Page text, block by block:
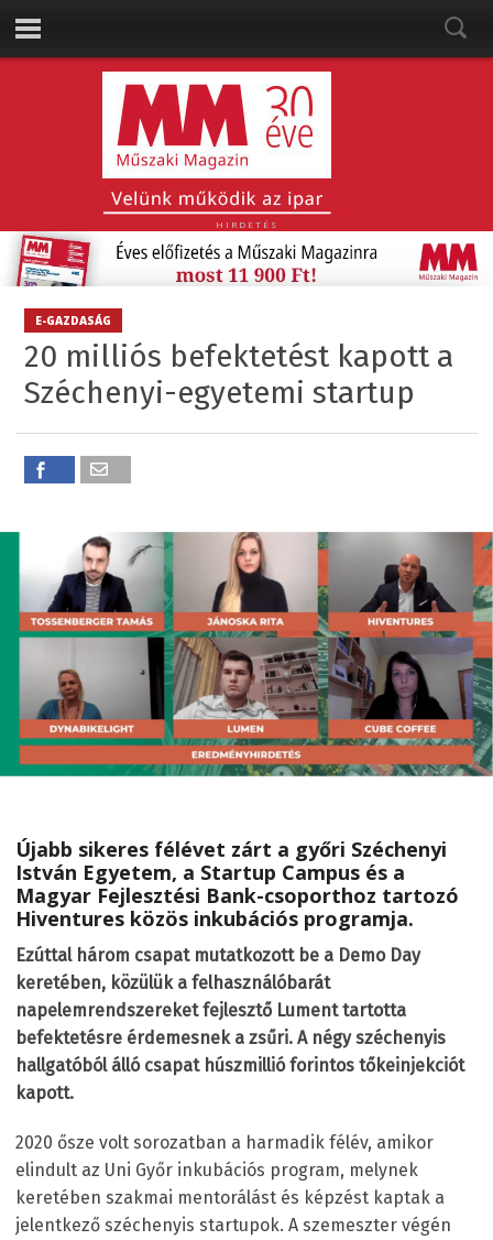
HIRDETÉS
E-GAZDASÁG
20 milliós befektetést kapott a
Széchenyi-egyetemi startup
Újabb sikeres félévet zárt a győri Széchenyi
István Egyetem, a Startup Campus és a
Magyar Fejlesztési Bank-csoporthoz tartozó
Hiventures közös inkubációs programja.
Ezúttal három csapat mutatkozott be a Demo Day
keretében, közülük a felhasználóbarát
napelemrendszereket fejlesztő Lument tartotta
befektetésre érdemesnek a zsűri. A négy széchenyis
hallgatóból álló csapat húszmillió forintos tőkeinjekciót
kapott.
2020 ősze volt sorozatban a harmadik félév, amikor
elindult az Uni Győr inkubációs program, melynek
keretében szakmai mentorálást és képzést kaptak a
jelentkező széchenyis startupok. A szemeszter végén